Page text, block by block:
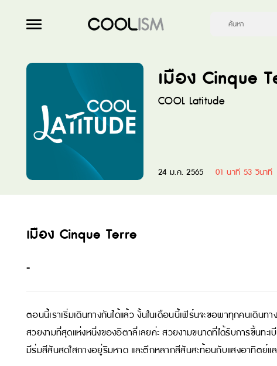
เมือง Cinque
COOL Latitude
24 ม.ค. 2565 01 นาที 53 วินาที
เมือง Cinque Terre
-
ตอนนี้เราเริ่มเดินทางกันได้แล้ว งั้นในเดือนนี้เฟิร์นจะขอพาทุกคนเดิน
สวยงามที่สุดแห่งหนึ่งของอิตาลี่เลยค่ะ สวยงามขนาดที่ได้รับการขึ้นทะ
มีร่มสีสันสดใสกางอยู่ริมหาด และตึกหลากสีสันสะท้อนกับแสงอาทิตย์แล